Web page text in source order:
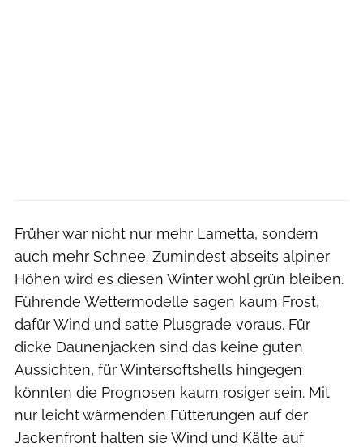
Früher war nicht nur mehr Lametta, sondern
auch mehr Schnee. Zumindest abseits alpiner
Höhen wird es diesen Winter wohl grün bleiben.
Führende Wettermodelle sagen kaum Frost,
dafür Wind und satte Plusgrade voraus. Für
dicke Daunenjacken sind das keine guten
Aussichten, für Wintersoftshells hingegen
könnten die Prognosen kaum rosiger sein. Mit
nur leicht wärmenden Fütterungen auf der
Jackenfront halten sie Wind und Kälte auf